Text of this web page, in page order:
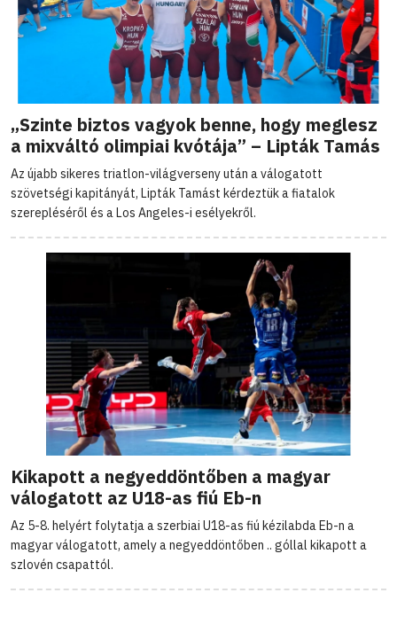
„Szinte biztos vagyok benne, hogy meglesz
a mixváltó olimpiai kvótája” – Lipták Tamás
Az újabb sikeres triatlon-világverseny után a válogatott
szövetségi kapitányát, Lipták Tamást kérdeztük a fiatalok
szerepléséről és a Los Angeles-i esélyekről.
Kikapott a negyeddöntőben a magyar
válogatott az U18-as fiú Eb-n
Az 5-8. helyért folytatja a szerbiai U18-as fiú kézilabda Eb-n a
magyar válogatott, amely a negyeddöntőben .. góllal kikapott a
szlovén csapattól.